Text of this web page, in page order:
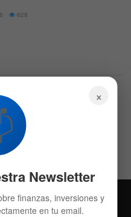
628
×
Newsletter
finanzas, inversiones y
en tu email.